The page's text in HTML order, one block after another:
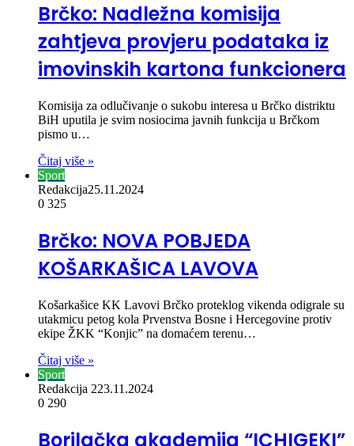
Brčko: Nadležna komisija
zahtjeva provjeru podataka iz
imovinskih kartona funkcionera
Komisija za odlučivanje o sukobu interesa u Brčko distriktu
BiH uputila je svim nosiocima javnih funkcija u Brčkom
pismo u…
Čitaj više »
Sport
Redakcija25.11.2024
0 325
Brčko: NOVA POBJEDA
KOŠARKAŠICA LAVOVA
Košarkašice KK Lavovi Brčko proteklog vikenda odigrale su
utakmicu petog kola Prvenstva Bosne i Hercegovine protiv
ekipe ŽKK “Konjic” na domaćem terenu…
Čitaj više »
Sport
Redakcija 223.11.2024
0 290
Borilačka akademija “ICHIGEKI”